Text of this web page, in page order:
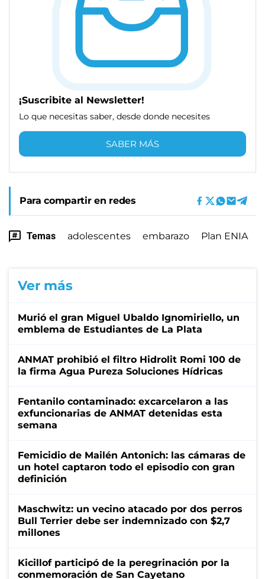
¡Suscribite al Newsletter!
Lo que necesitas saber, desde donde necesites
SABER MÁS
Para compartir en redes
Temas adolescentes embarazo Plan ENIA
Ver más
Murió el gran Miguel Ubaldo Ignomiriello, un
emblema de Estudiantes de La Plata
ANMAT prohibió el filtro Hidrolit Romi 100 de
la firma Agua Pureza Soluciones Hídricas
Fentanilo contaminado: excarcelaron a las
exfuncionarias de ANMAT detenidas esta
semana
Femicidio de Mailén Antonich: las cámaras de
un hotel captaron todo el episodio con gran
definición
Maschwitz: un vecino atacado por dos perros
Bull Terrier debe ser indemnizado con $2,7
millones
Kicillof participó de la peregrinación por la
conmemoración de San Cayetano